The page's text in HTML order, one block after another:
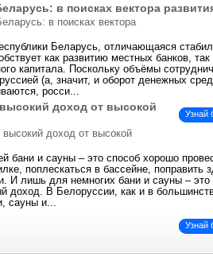
в поисках вектора
Беларусь, отличающаяся
как развитию местных банков, так
капитала. Поскольку объёмы
(а, значит, и оборот денежных
росси...
Узнай
доход от высокой
бани и сауны – это способ хорошо
поплескаться в бассейне, поправить
И лишь для немногих бани и сауны – это
доход. В Белоруссии, как и в
сауны и...
Узнай